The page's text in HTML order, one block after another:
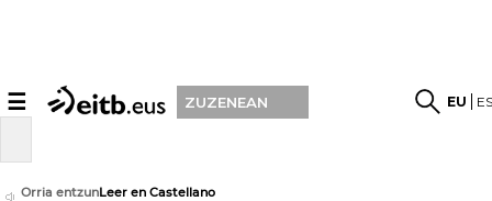
☰ ZUZENEAN EU
Orria entzunLeer en Castellano